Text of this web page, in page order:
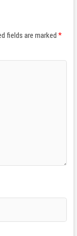
fields are marked *